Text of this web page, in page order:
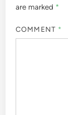
are marked *
COMMENT *